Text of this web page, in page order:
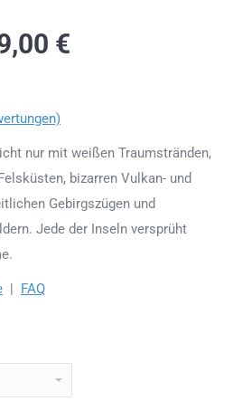
€
nur mit weißen Traumstränden,
bizarren Vulkan- und
Gebirgszügen und
Jede der Inseln versprüht
| FAQ